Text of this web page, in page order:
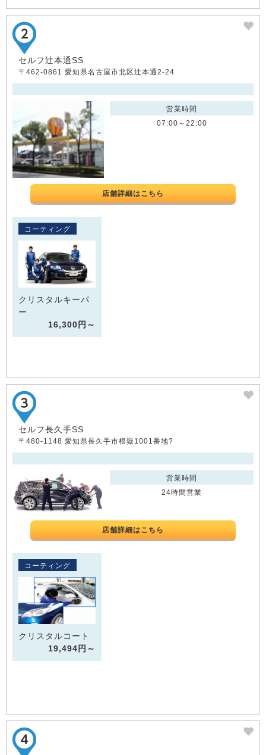
セルフ辻本通SS
〒462-0861 愛知県名古屋市北区辻本通2-24
営業時間
07:00～22:00
店舗詳細はこちら
コーティング
クリスタルキーパ
ー
16,300円～
セルフ長久手SS
〒480-1148 愛知県長久手市根嶽1001番地?
営業時間
24時間営業
店舗詳細はこちら
コーティング
クリスタルコート
19,494円～